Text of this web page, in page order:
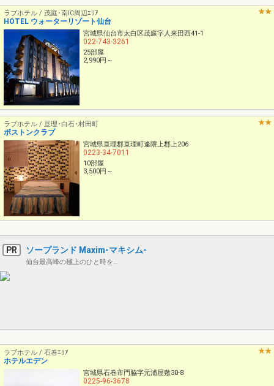
ラブホテル / 茂庭･南IC周辺ｴﾘｱ
HOTEL ウォーターリゾート仙台
宮城県仙台市太白区茂庭字人来田西41-1
022-743-3261
25部屋
2,990円～
ラブホテル / 亘理･白石･村田町
ボストンクラブ
宮城県亘理郡亘理町逢隈上郡上206
0223-34-7011
10部屋
3,500円～
PR ソープランド Maxim-マキシム-
仙台最高峰の極上のひと時を…
ラブホテル / 石巻ｴﾘｱ
ホテルエデン
宮城県石巻市門脇字元浦屋敷30-8
0225-96-3678